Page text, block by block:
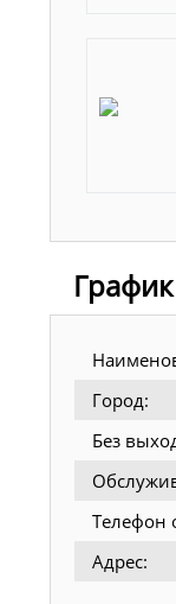
Город:
Без
Телефон
Адрес: